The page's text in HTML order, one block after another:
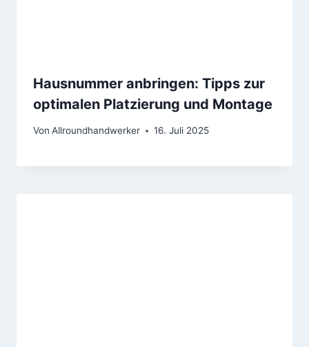
Hausnummer anbringen: Tipps zur
optimalen Platzierung und Montage
Von Allroundhandwerker 16. Juli 2025